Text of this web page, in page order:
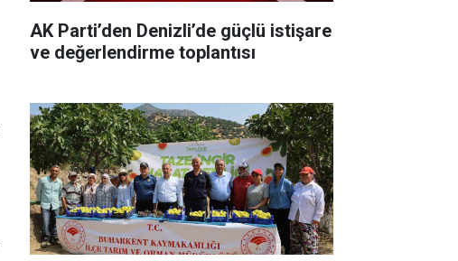
AK Parti’den Denizli’de güçlü istişare
ve değerlendirme toplantısı